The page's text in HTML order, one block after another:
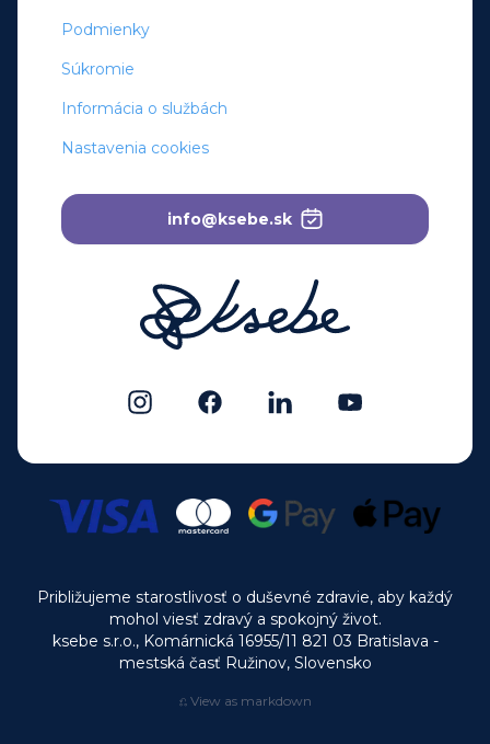
Podmienky
Súkromie
Informácia o službách
Nastavenia cookies
info@ksebe.sk
Približujeme starostlivosť o duševné zdravie, aby každý
mohol viesť zdravý a spokojný život.
ksebe s.r.o., Komárnická 16955/11 821 03 Bratislava -
mestská časť Ružinov, Slovensko
⎌ View as markdown